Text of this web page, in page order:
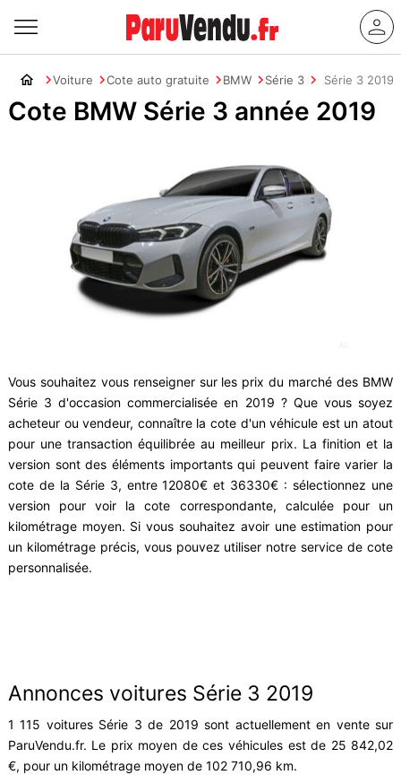
Voiture Cote auto gratuite BMW Série 3 Série 3 2019
Cote BMW Série 3 année 2019
Vous souhaitez vous renseigner sur les prix du marché des BMW
Série 3 d'occasion commercialisée en 2019 ? Que vous soyez
acheteur ou vendeur, connaître la cote d'un véhicule est un atout
pour une transaction équilibrée au meilleur prix. La finition et la
version sont des éléments importants qui peuvent faire varier la
cote de la Série 3, entre 12080€ et 36330€ : sélectionnez une
version pour voir la cote correspondante, calculée pour un
kilométrage moyen. Si vous souhaitez avoir une estimation pour
un kilométrage précis, vous pouvez utiliser notre service de cote
personnalisée.
Annonces voitures Série 3 2019
1 115 voitures Série 3 de 2019 sont actuellement en vente sur
ParuVendu.fr. Le prix moyen de ces véhicules est de 25 842,02
€, pour un kilométrage moyen de 102 710,96 km.